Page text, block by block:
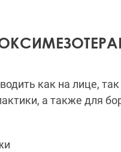
как на лице,
а также для